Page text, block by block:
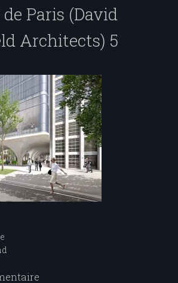
Paris (David
Architects) 5